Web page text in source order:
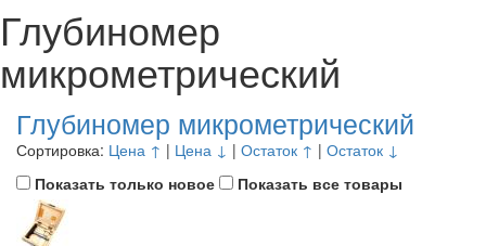
Глубиномер
микрометрический
Глубиномер микрометрический
Сортировка: Цена ↑ | Цена ↓ | Остаток ↑ | Остаток ↓
Показать только новое
Показать все товары